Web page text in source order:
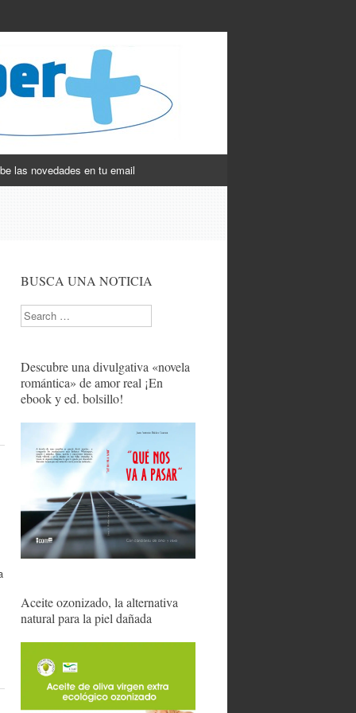
las novedades en tu email
BUSCA UNA NOTICIA
Search
Descubre una divulgativa «novela
romántica» de amor real ¡En
ebook y ed. bolsillo!
Aceite ozonizado, la alternativa
natural para la piel dañada